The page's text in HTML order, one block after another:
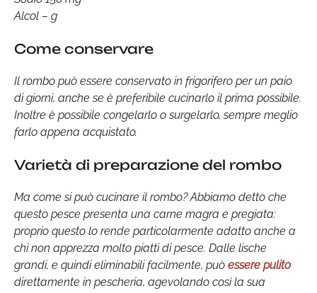
Alcol – g
Come conservare
Il rombo può essere conservato in frigorifero per un paio
di giorni, anche se è preferibile cucinarlo il prima possibile.
Inoltre è possibile congelarlo o surgelarlo, sempre meglio
farlo appena acquistato.
Varietà di preparazione del rombo
Ma come si può cucinare il rombo? Abbiamo detto che
questo pesce presenta una carne magra e pregiata:
proprio questo lo rende particolarmente adatto anche a
chi non apprezza molto piatti di pesce. Dalle lische
grandi, e quindi eliminabili facilmente, può essere pulito
direttamente in pescheria, agevolando così la sua